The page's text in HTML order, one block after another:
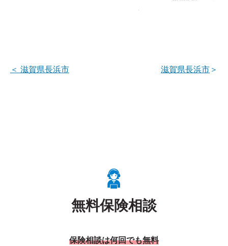
＜ 滋賀県長浜市 ＞
滋賀県長浜市
無料保険相談
保険相談は何回でも無料